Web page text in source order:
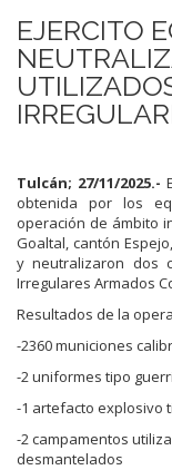
EJERCITO
Tulcán; 27/11/2025.-
obtenida por los
operación de ámbito
Goaltal, cantón
y neutralizaron dos
Irregulares Armados
Resultados de la
-2360 municiones
-2 uniformes tipo
-1 artefacto explosivo
-2 campamentos
desmantelados